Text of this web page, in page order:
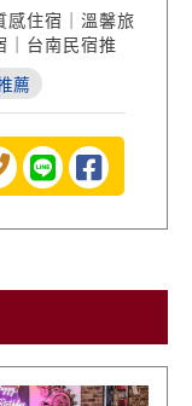
感住宿｜溫馨旅
｜台南民宿推
薦